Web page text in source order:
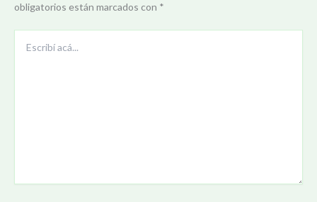
obligatorios están marcados con *
acá...